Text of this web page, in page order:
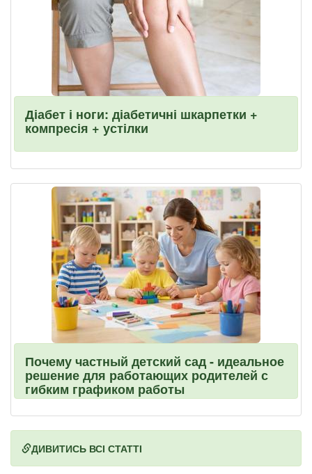
Діабет і ноги: діабетичні шкарпетки +
компресія + устілки
Почему частный детский сад - идеальное
решение для работающих родителей с
гибким графиком работы
ДИВИТИСЬ ВСІ СТАТТІ